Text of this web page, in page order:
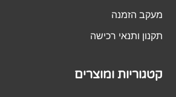
מעקב הזמנה
תקנון ותנאי רכישה
קטגוריות ומוצרים